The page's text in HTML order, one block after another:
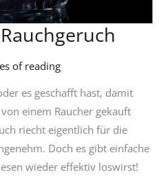
of reading
es geschafft hast, damit
einem Raucher gekauft
riecht eigentlich für die
Doch es gibt einfache
wieder effektiv loswirst!